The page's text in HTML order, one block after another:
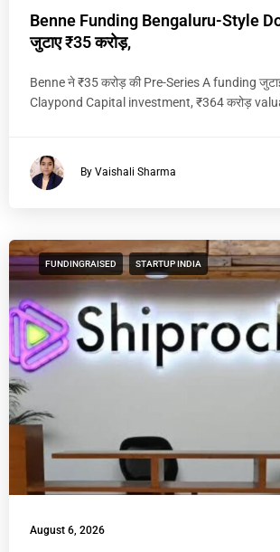
Benne Funding Bengaluru-Style
जुटाए ₹35 करोड़,
Benne ने ₹35 करोड़ की Pre-Series A funding
Claypond Capital investment, ₹364 करोड़
By Vaishali Sharma
FUNDINGRAISED STARTUP INDIA
August 6, 2026